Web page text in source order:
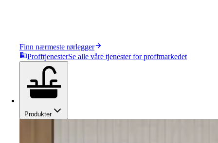
Finn nærmeste rørlegger
ProfftjenesterSe alle våre tjenester for proffmarkedet
Produkter